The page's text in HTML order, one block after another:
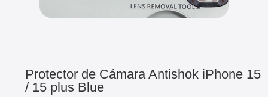
Protector de Cámara Antishok iPhone 15
/ 15 plus Blue